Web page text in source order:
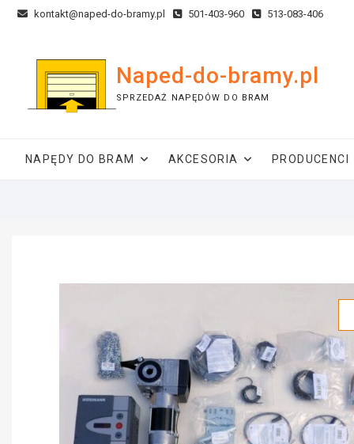
kontakt@naped-do-bramy.pl 501-403-960 513-083-406
Naped-do-bramy.pl
SPRZEDAŻ NAPĘDÓW DO BRAM
NAPĘDY DO BRAM AKCESORIA PRODUCENCI